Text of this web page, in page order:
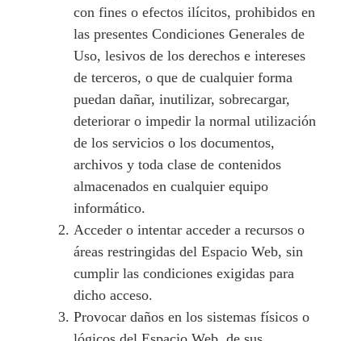
con fines o efectos ilícitos, prohibidos en
las presentes Condiciones Generales de
Uso, lesivos de los derechos e intereses
de terceros, o que de cualquier forma
puedan dañar, inutilizar, sobrecargar,
deteriorar o impedir la normal utilización
de los servicios o los documentos,
archivos y toda clase de contenidos
almacenados en cualquier equipo
informático.
Acceder o intentar acceder a recursos o
áreas restringidas del Espacio Web, sin
cumplir las condiciones exigidas para
dicho acceso.
Provocar daños en los sistemas físicos o